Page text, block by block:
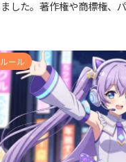
ました。著作権や商標権、
ら、事務所所属と個人勢の
ボ活用、ファンの二次創作
ルール